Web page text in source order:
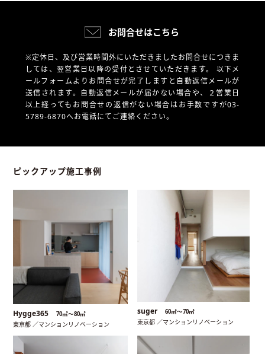
お問合せはこちら
※定休日、及び営業時間外にいただきましたお問合せにつきま
しては、翌営業日以降の受付とさせていただきます。 以下メ
ールフォームよりお問合せが完了しますと自動返信メールが
送信されます。自動返信メールが届かない場合や、
２営業日
以上経ってもお問合せの返信がない場合はお手数ですが03-
5789-6870へお電話にてご連絡ください。
ピックアップ施工事例
Hygge365 70㎡〜80㎡
東京都 ／マンションリノベーション
suger 60㎡〜70㎡
東京都 ／マンションリノベーション